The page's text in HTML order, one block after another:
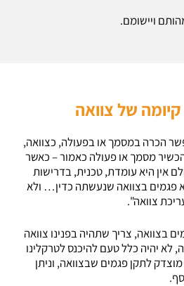
ויישומם.
של צוואה
לאפשר הכרה במסמך או בפעולה, כצוואה,
מסמך או פעולה כאמור – כאשר
אין היא עומדת, טכנית, בדרישות
נועד לרפא פגמים בצוואה שנעשתה כדין… ולא
צוואה".
בצוואה, צריך שתהיה בפנינו צוואה
לא יהיה כלל טעם להיכנס לטרקלינו
אם מוצדק לתקן פגמים שבצוואה, וניתן